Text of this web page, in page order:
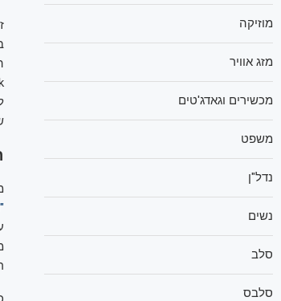
מוזיקה
מזג אוויר
מכשירים וגאדג'טים
משפט
נדל"ן
נשים
סלב
סלבס